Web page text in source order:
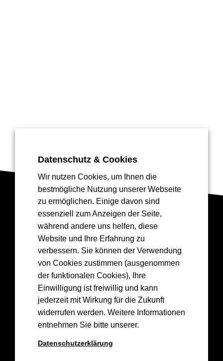
Drea
mGreen
💚
🏀
💚
Kontakt
info@epgbasketskoblenz.de
Hochstr. 36,
Datenschutz & Cookies
Wir nutzen Cookies, um Ihnen die
bestmögliche Nutzung unserer Webseite
zu ermöglichen. Einige davon sind
essenziell zum Anzeigen der Seite,
während andere uns helfen, diese
Website und Ihre Erfahrung zu
verbessern. Sie können der Verwendung
von Cookies zustimmen (ausgenommen
der funktionalen Cookies), Ihre
Einwilligung ist freiwillig und kann
jederzeit mit Wirkung für die Zukunft
widerrufen werden. Weitere Informationen
entnehmen Sie bitte unserer.
Datenschutzerklärung